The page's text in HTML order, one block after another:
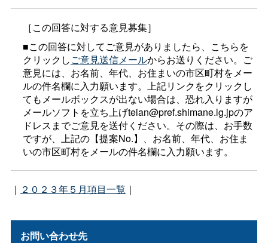
［この回答に対する意見募集］
■この回答に対してご意見がありましたら、こちらを
クリックしご意見送信メールからお送りください。ご
意見には、お名前、年代、お住まいの市区町村をメー
ルの件名欄に入力願います。上記リンクをクリックし
てもメールボックスが出ない場合は、恐れ入りますが
メールソフトを立ち上げteian@pref.shimane.lg.jpのア
ドレスまでご意見を送付ください。その際は、お手数
ですが、上記の【提案No.】、お名前、年代、お住ま
いの市区町村をメールの件名欄に入力願います。
｜ ２０２３年５月項目一覧 ｜
お問い合わせ先